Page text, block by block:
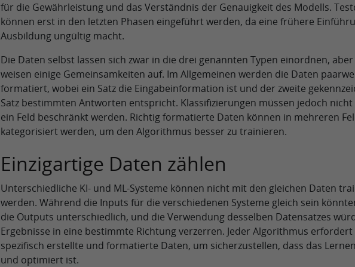
für die Gewährleistung und das Verständnis der Genauigkeit des Modells.
können erst in den letzten Phasen eingeführt werden, da eine frühere
Ausbildung ungültig macht.
Die Daten selbst lassen sich zwar in die drei genannten Typen einordnen, aber
weisen einige Gemeinsamkeiten auf. Im Allgemeinen werden die Daten
formatiert, wobei ein Satz die Eingabeinformation ist und der zweite
Satz bestimmten Antworten entspricht. Klassifizierungen müssen jedoch
ein Feld beschränkt werden. Richtig formatierte Daten können in mehreren
kategorisiert werden, um den Algorithmus besser zu trainieren.
Einzigartige Daten zählen
Unterschiedliche KI- und ML-Systeme können nicht mit den gleichen Daten
werden. Während die Inputs für die verschiedenen Systeme gleich sein
die Outputs unterschiedlich, und die Verwendung desselben Datensatzes
Ergebnisse in eine bestimmte Richtung verzerren. Jeder Algorithmus erfordert
spezifisch erstellte und formatierte Daten, um sicherzustellen, dass das
und optimiert ist.